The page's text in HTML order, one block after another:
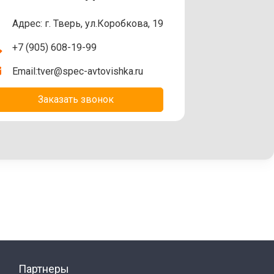
Адрес: г. Тверь, ул.Коробкова, 19
+7 (905) 608-19-99
Email:tver@spec-avtovishka.ru
Заказать звонок
Партнеры